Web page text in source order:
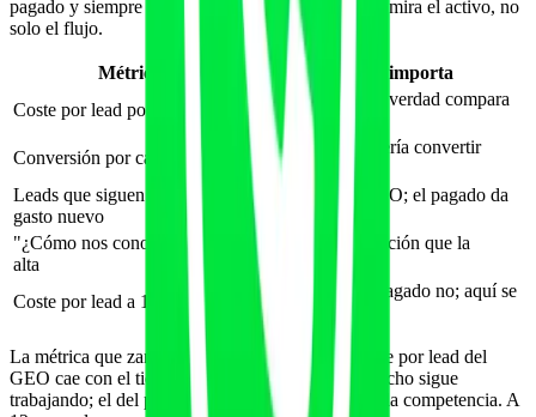
pagado y siempre engaña. Una comparación justa mira el activo, no
solo el flujo.
Métrica
Por qué importa
Coste por lead por canal
El número que de verdad compara
inversión
Conversión por canal
El lead de IA debería convertir
mejor; mídelo
Leads que siguen llegando sin
gasto nuevo
El residual del GEO; el pagado da
cero aquí
"¿Cómo nos conociste?" en el
alta
Recupera la atribución que la
analítica pierde
Coste por lead a 12 meses
El GEO baja, el pagado no; aquí se
ve quién gana
La métrica que zanja el debate es la última: el coste por lead del
GEO cae con el tiempo porque el contenido ya hecho sigue
trabajando; el del pagado no baja, suele subir con la competencia. A